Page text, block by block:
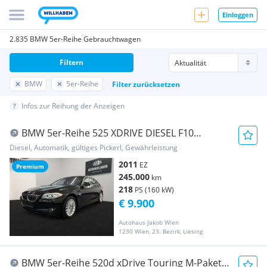
Einloggen
2.835 BMW 5er-Reihe Gebrauchtwagen
BMW 5er-Reihe Filter zurücksetzen
Filtern
Infos zur Reihung der Anzeigen
Premium
BMW 5er-Reihe 525 XDRIVE DIESEL F10
****AUTOMATIK-TEMPOMAT-KA...
Diesel, Automatik, gültiges Pickerl, Gewährleistung
2011 EZ
245.000 km
218 PS (160 kW)
Autohaus Jakob Wien
1230 Wien, 23. Bezirk, Liesing
€ 9.900
BMW 5er-Reihe 520d xDrive Touring M-Paket